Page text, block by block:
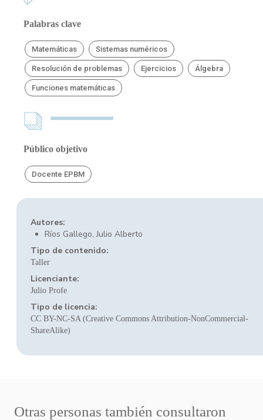
Palabras clave
Matemáticas Sistemas numéricos
Resolución de problemas Ejercicios Álgebra
Funciones matemáticas
Público objetivo
Docente EPBM
Autores:
Ríos Gallego, Julio Alberto
Tipo de contenido:
Taller
Licenciante:
Julio Profe
Tipo de licencia:
CC BY-NC-SA (Creative Commons Attribution-NonCommercial-
ShareAlike)
Otras personas también consultaron